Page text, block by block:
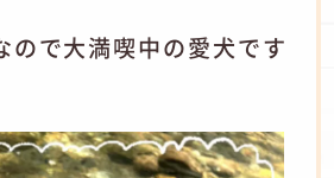
ので大満喫中の愛犬です